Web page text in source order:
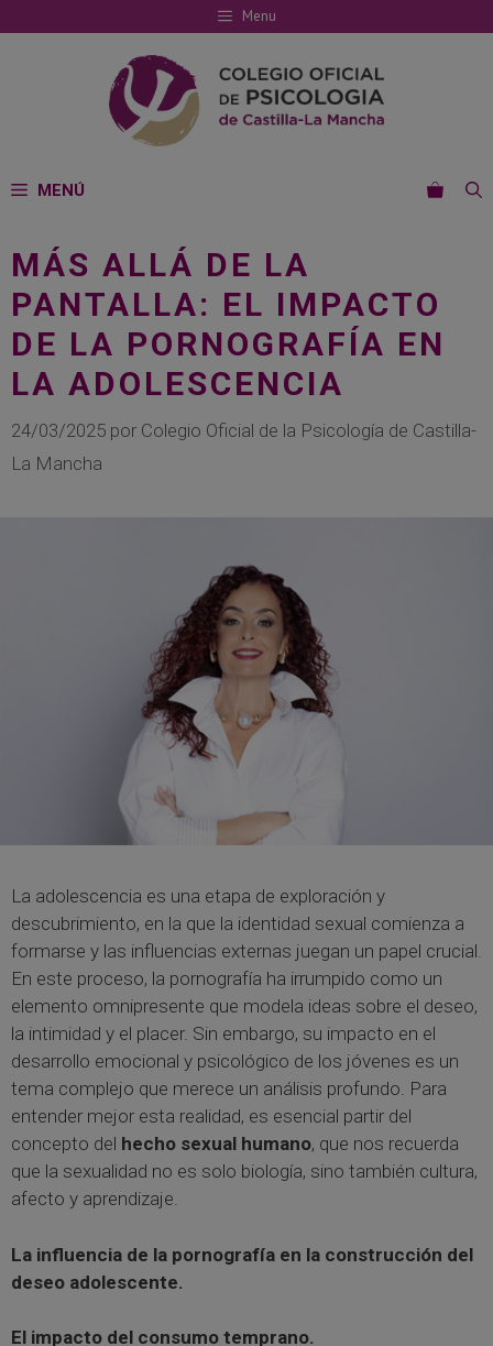
al
Menu
MENÚ
MÁS ALLÁ DE LA
PANTALLA: EL IMPACTO
DE LA PORNOGRAFÍA EN
LA ADOLESCENCIA
24/03/2025 por Colegio Oficial de la Psicología de Castilla-
La Mancha
La adolescencia es una etapa de exploración y
descubrimiento, en la que la identidad sexual comienza a
formarse y las influencias externas juegan un papel crucial.
En este proceso, la pornografía ha irrumpido como un
elemento omnipresente que modela ideas sobre el deseo,
la intimidad y el placer. Sin embargo, su impacto en el
desarrollo emocional y psicológico de los jóvenes es un
tema complejo que merece un análisis profundo. Para
entender mejor esta realidad, es esencial partir del
concepto del hecho sexual humano, que nos recuerda
que la sexualidad no es solo biología, sino también cultura,
afecto y aprendizaje.
La influencia de la pornografía en la construcción del
deseo adolescente.
El impacto del consumo temprano.